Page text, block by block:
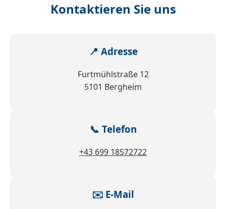
Kontaktieren Sie uns
📍 Adresse
Furtmühlstraße 12
5101 Bergheim
📞 Telefon
+43 699 18572722
✉️ E-Mail